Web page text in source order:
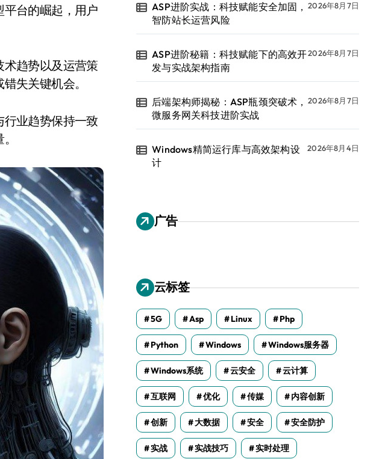
趋势以及运营策
失关键机会。
业趋势保持一致
ASP进阶实战：科技赋能安全加固，
智防站长运营风险
2026年8月7日
ASP进阶秘籍：科技赋能下的高效开
发与实战架构指南
2026年8月7日
后端架构师揭秘：ASP瓶颈突破术，
微服务网关科技进阶实战
2026年8月7日
Windows精简运行库与高效架构设
计
2026年8月4日
广告
云标签
5G Asp Linux Php
Python Windows Windows服务器
Windows系统 云安全 云计算
互联网 优化 传媒 内容创新
创新 大数据 安全 安全防护
实战 实战技巧 实时处理